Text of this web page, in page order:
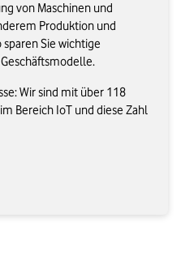
von Maschinen und
Produktion und
Sie wichtige
Wir sind mit über 118
Bereich IoT und diese Zahl